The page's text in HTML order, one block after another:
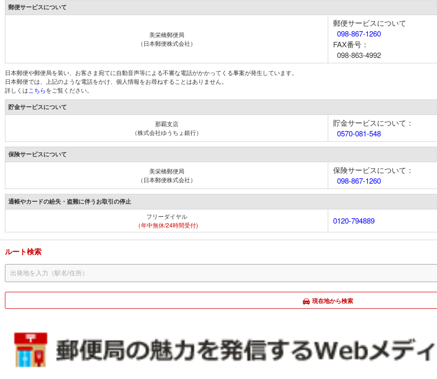
郵便サービスについて
美栄橋郵便局
（日本郵便株式会社）
郵便サービスについて
098-867-1260
FAX番号：
098-863-4992
日本郵便や郵便局を装い、お客さま宛てに自動音声等による不審な電話がかかってくる事案が発生しています。
日本郵便では、上記のような電話をかけ、個人情報をお尋ねすることはありません。
詳しくは こちらをご覧ください。
貯金サービスについて
那覇支店
（株式会社ゆうちょ銀行）
貯金サービスについて：
0570-081-548
保険サービスについて
美栄橋郵便局
（日本郵便株式会社）
保険サービスについて：
098-867-1260
通帳やカードの紛失・盗難に伴うお取引の停止
フリーダイヤル
（年中無休/24時間受付)
0120-794889
ルート検索
現在地から検索